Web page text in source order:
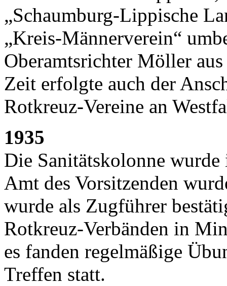
„Schaumburg-Lippische
„Kreis-Männerverein“
Oberamtsrichter Möller
Zeit erfolgte auch der
Rotkreuz-Vereine an
1935
Die Sanitätskolonne wurde
Amt des Vorsitzenden
wurde als Zugführer
Rotkreuz-Verbänden in
es fanden regelmäßige
Treffen statt.